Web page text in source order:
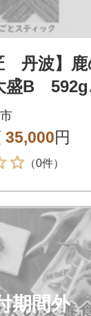
丹波】鹿
盛B
35,000円
（0件）
期間外